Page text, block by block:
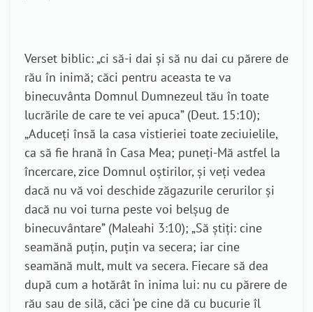
Verset biblic: „ci să-i dai şi să nu dai cu părere de
rău în inimă; căci pentru aceasta te va
binecuvânta Domnul Dumnezeul tău în toate
lucrările de care te vei apuca” (Deut. 15:10);
„Aduceţi însă la casa vistieriei toate zeciuielile,
ca să fie hrană în Casa Mea; puneţi-Mă astfel la
încercare, zice Domnul oştirilor, şi veţi vedea
dacă nu vă voi deschide zăgazurile cerurilor şi
dacă nu voi turna peste voi belşug de
binecuvântare” (Maleahi 3:10); „Să ştiţi: cine
seamănă puţin, puţin va secera; iar cine
seamănă mult, mult va secera. Fiecare să dea
după cum a hotărât în inima lui: nu cu părere de
rău sau de silă, căci ‘pe cine dă cu bucurie îl